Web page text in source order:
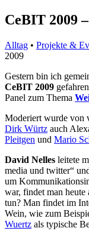
CeBIT 2009
Alltag • Projekte &
2009
Gestern bin ich
CeBIT 2009
Panel zum Thema
Moderiert wurde von
Dirk Würtz auch
Pleitgen und Mario
David Nelles leitete
media und twitter“
um
war, findet man heute
tun? Man findet im
Wein, wie zum
Wuertz als typische